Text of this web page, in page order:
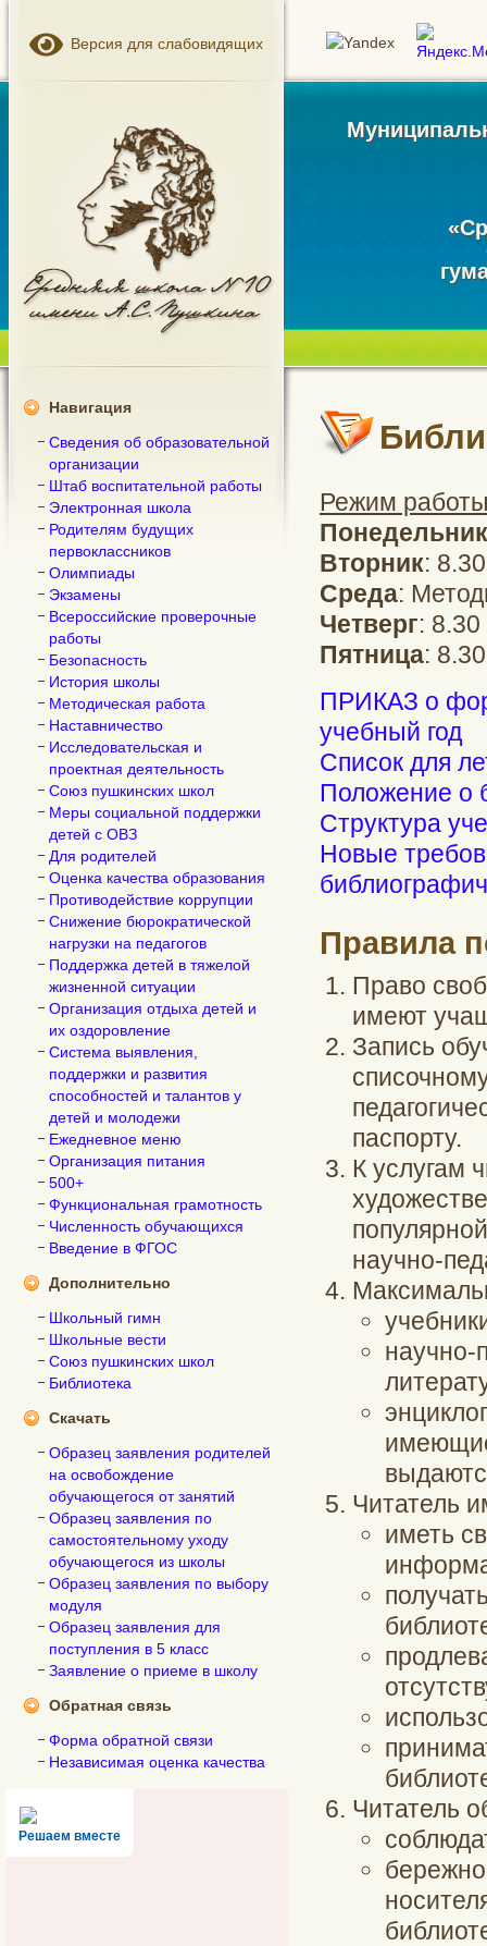
Версия для слабовидящих
Навигация
Сведения об образовательной
организации
Штаб воспитательной работы
Электронная школа
Родителям будущих
первоклассников
Олимпиады
Экзамены
Всероссийские проверочные
работы
Безопасность
История школы
Методическая работа
Наставничество
Исследовательская и
проектная деятельность
Союз пушкинских школ
Меры социальной поддержки
детей с ОВЗ
Для родителей
Оценка качества образования
Противодействие коррупции
Снижение бюрократической
нагрузки на педагогов
Поддержка детей в тяжелой
жизненной ситуации
Организация отдыха детей и
их оздоровление
Система выявления,
поддержки и развития
способностей и талантов у
детей и молодежи
Ежедневное меню
Организация питания
500+
Функциональная грамотность
Численность обучающихся
Введение в ФГОС
Дополнительно
Школьный гимн
Школьные вести
Союз пушкинских школ
Библиотека
Скачать
Образец заявления родителей
на освобождение
обучающегося от занятий
Образец заявления по
самостоятельному уходу
обучающегося из школы
Образец заявления по выбору
модуля
Образец заявления для
поступления в 5 класс
Заявление о приеме в школу
Обратная связь
Форма обратной связи
Независимая оценка качества
Решаем вместе
Режим
Понедельник
Вторник:
Среда:
Четверг:
Пятница:
ПРИКАЗ о
учебный год
Список для
Положение о
Структура
Новые
Правила
Право
имеют
Запись
паспорту.
К услугам
научно-
научно-
Читатель
иметь
Читатель